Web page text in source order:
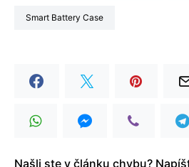
Smart Battery Case
Našli ste v článku chybu?